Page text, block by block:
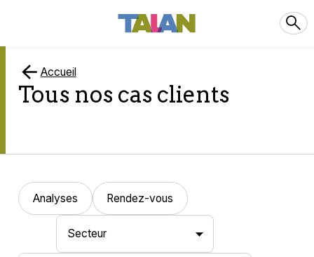
Accueil
Tous nos cas clients
Analyses Rendez-vous
Secteur